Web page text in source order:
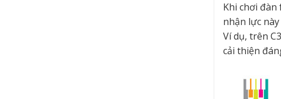
Khi chơi
nhận lực
Ví dụ, trên
cải thiện